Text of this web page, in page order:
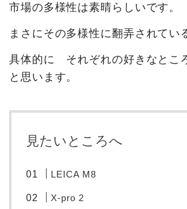
市場の多様性は素晴らしいです。
まさにその多様性に翻弄されてい
具体的に それぞれの好きなとこ
と思います。
見たいところへ
LEICA M8
X-pro 2